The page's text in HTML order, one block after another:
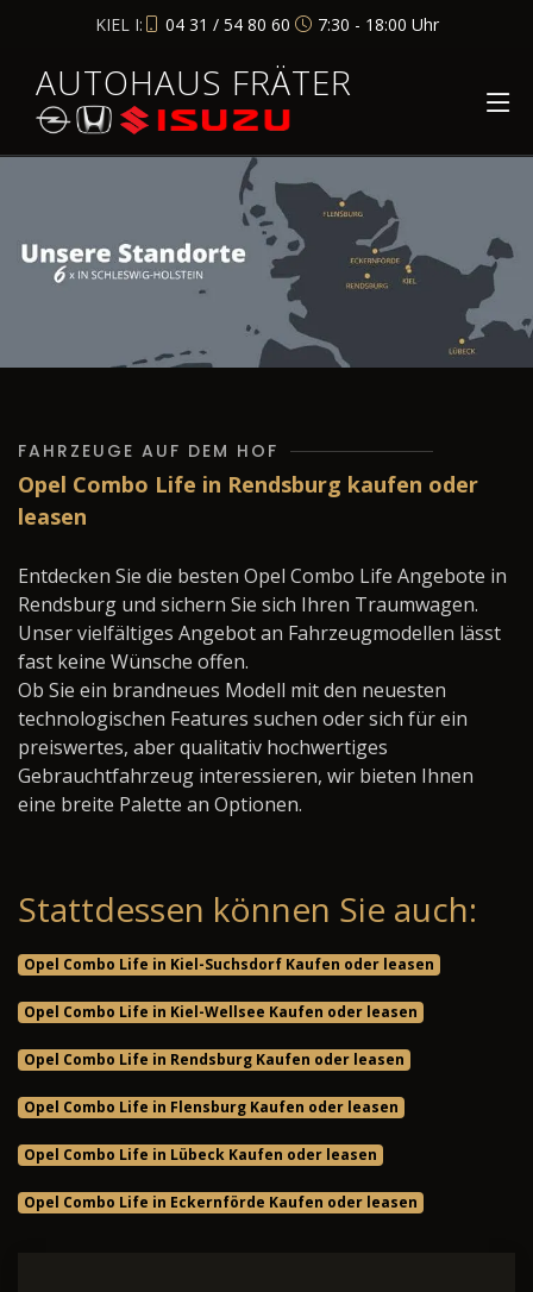
KIEL I: 04 31 / 54 80 60 7:30 - 18:00 Uhr
AUTOHAUS FRÄTER
FAHRZEUGE AUF DEM HOF
Opel Combo Life in Rendsburg kaufen oder
leasen
Entdecken Sie die besten Opel Combo Life Angebote in
Rendsburg und sichern Sie sich Ihren Traumwagen.
Unser vielfältiges Angebot an Fahrzeugmodellen lässt
fast keine Wünsche offen.
Ob Sie ein brandneues Modell mit den neuesten
technologischen Features suchen oder sich für ein
preiswertes, aber qualitativ hochwertiges
Gebrauchtfahrzeug interessieren, wir bieten Ihnen
eine breite Palette an Optionen.
Stattdessen können Sie auch:
Opel Combo Life in Kiel-Suchsdorf Kaufen oder leasen
Opel Combo Life in Kiel-Wellsee Kaufen oder leasen
Opel Combo Life in Rendsburg Kaufen oder leasen
Opel Combo Life in Flensburg Kaufen oder leasen
Opel Combo Life in Lübeck Kaufen oder leasen
Opel Combo Life in Eckernförde Kaufen oder leasen